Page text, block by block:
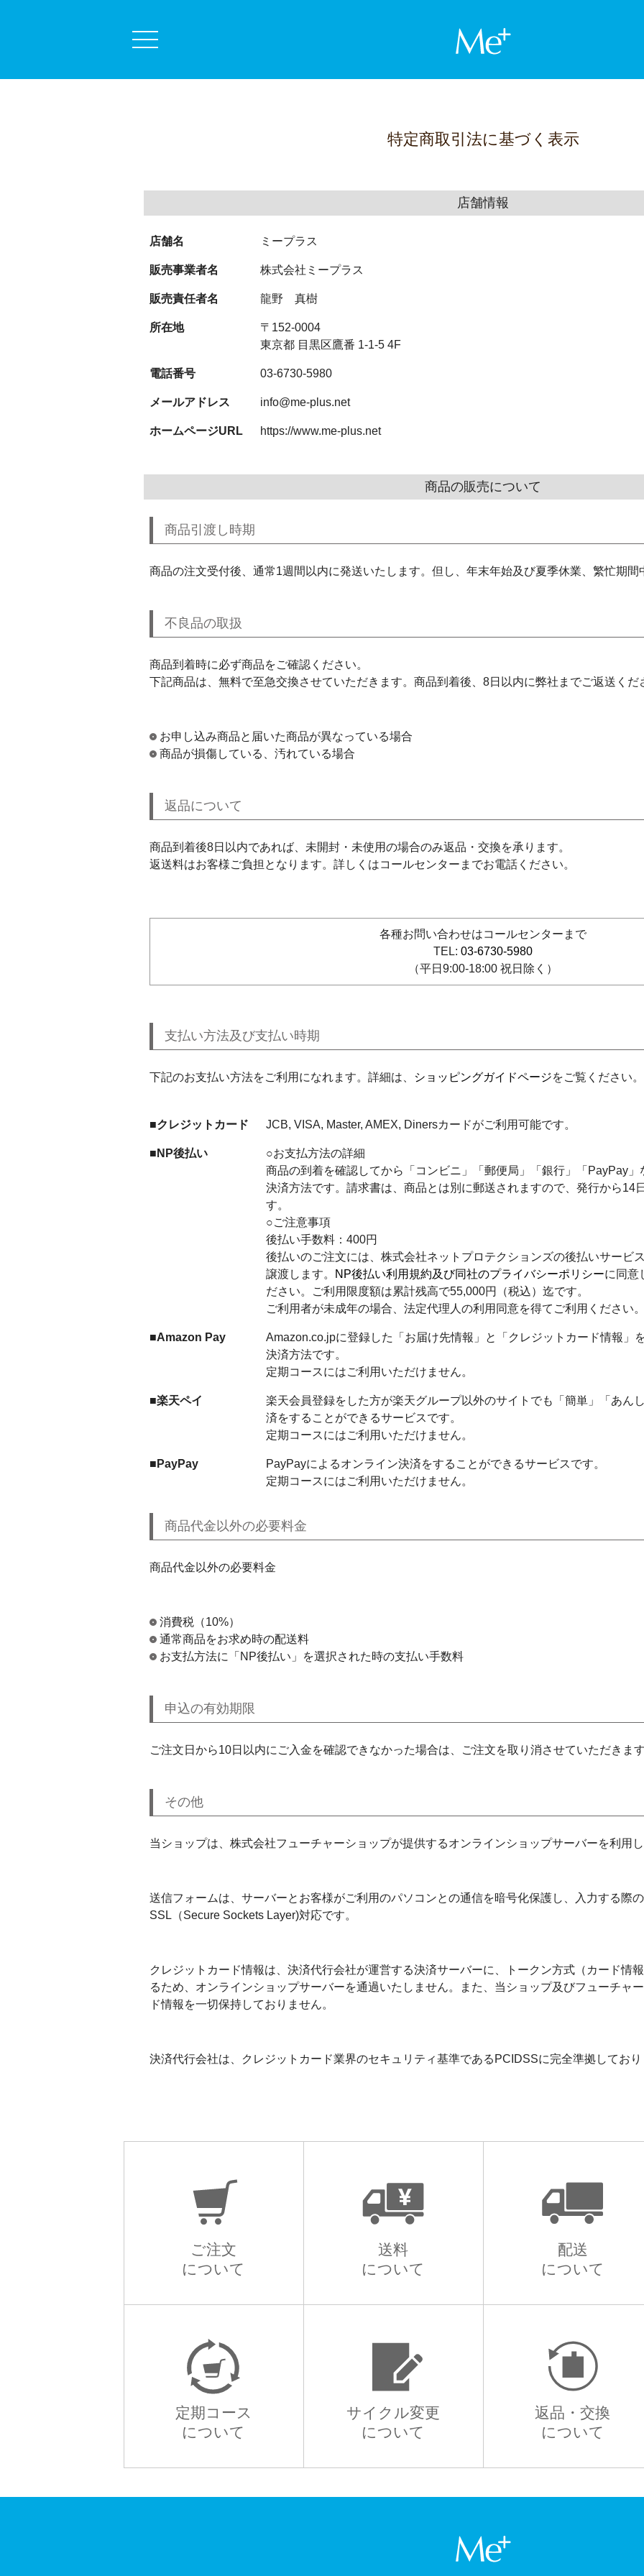
商品一覧
特定商取引法に基づく表示
店舗情報
店舗名 ミープラス
販売事業者名 株式会社ミープラス
販売責任者名 龍野 真樹
所在地
〒152-0004
東京都 目黒区鷹番 1-1-5 4F
電話番号 03-6730-5980
メールアドレス info@me-plus.net
ホームページURL https://www.me-plus.net
商品の販売について
商品引渡し時期
商品の注文受付後、通常1週間以内に発送いたします。但し、年末年始及び夏季休業、繁忙期
不良品の取扱
商品到着時に必ず商品をご確認ください。
下記商品は、無料で至急交換させていただきます。商品到着後、8日以内に弊社までご返送くだ
お申し込み商品と届いた商品が異なっている場合
商品が損傷している、汚れている場合
返品について
商品到着後8日以内であれば、未開封・未使用の場合のみ返品・交換を承ります。
返送料はお客様ご負担となります。詳しくはコールセンターまでお電話ください。
各種お問い合わせはコールセンターまで
TEL: 03-6730-5980
（平日9:00-18:00 祝日除く）
支払い方法及び支払い時期
下記のお支払い方法をご利用になれます。詳細は、 ショッピングガイドページをご覧ください。
■クレジットカード JCB, VISA, Master, AMEX, Dinersカードがご利用可能です。
■NP後払い
○お支払方法の詳細
商品の到着を確認してから「コンビニ」「郵便局」「銀行」「PayPay
決済方法です。請求書は、商品とは別に郵送されますので、発行から14
す。
○ご注意事項
後払い手数料：400円
後払いのご注文には、株式会社ネットプロテクションズの後払いサービ
譲渡します。
NP後払い利用規約及び同社のプライバシーポリシーに同意
ださい。ご利用限度額は累計残高で55,000円（税込）迄です。
ご利用者が未成年の場合、法定代理人の利用同意を得てご利用ください
■Amazon Pay
Amazon.co.jpに登録した「お届け先情報」と「クレジットカード情報」
決済方法です。
定期コースにはご利用いただけません。
■楽天ペイ
楽天会員登録をした方が楽天グループ以外のサイトでも「簡単」「あん
済をすることができるサービスです。
定期コースにはご利用いただけません。
■PayPay
PayPayによるオンライン決済をすることができるサービスです。
定期コースにはご利用いただけません。
商品代金以外の必要料金
商品代金以外の必要料金
消費税（10%）
通常商品をお求め時の配送料
お支払方法に「NP後払い」を選択された時の支払い手数料
申込の有効期限
ご注文日から10日以内にご入金を確認できなかった場合は、ご注文を取り消させていただきま
その他
当ショップは、株式会社フューチャーショップが提供するオンラインショップサーバーを利用
送信フォームは、サーバーとお客様がご利用のパソコンとの通信を暗号化保護し、入力する際
SSL（Secure Sockets Layer)対応です。
クレジットカード情報は、決済代行会社が運営する決済サーバーに、トークン方式（カード情
るため、オンラインショップサーバーを通過いたしません。また、当ショップ及びフューチャ
ド情報を一切保持しておりません。
決済代行会社は、クレジットカード業界のセキュリティ基準であるPCIDSSに完全準拠してお
ご注文
について
送料
について
配送
について
定期コース
について
サイクル変更
について
返品・交換
について